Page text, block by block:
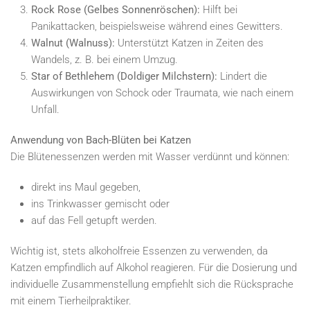
Rock Rose (Gelbes Sonnenröschen): Hilft bei
Panikattacken, beispielsweise während eines Gewitters.
Walnut (Walnuss): Unterstützt Katzen in Zeiten des
Wandels, z. B. bei einem Umzug.
Star of Bethlehem (Doldiger Milchstern): Lindert die
Auswirkungen von Schock oder Traumata, wie nach einem
Unfall.
Anwendung von Bach-Blüten bei Katzen
Die Blütenessenzen werden mit Wasser verdünnt und können:
direkt ins Maul gegeben,
ins Trinkwasser gemischt oder
auf das Fell getupft werden.
Wichtig ist, stets alkoholfreie Essenzen zu verwenden, da
Katzen empfindlich auf Alkohol reagieren. Für die Dosierung und
individuelle Zusammenstellung empfiehlt sich die Rücksprache
mit einem Tierheilpraktiker.